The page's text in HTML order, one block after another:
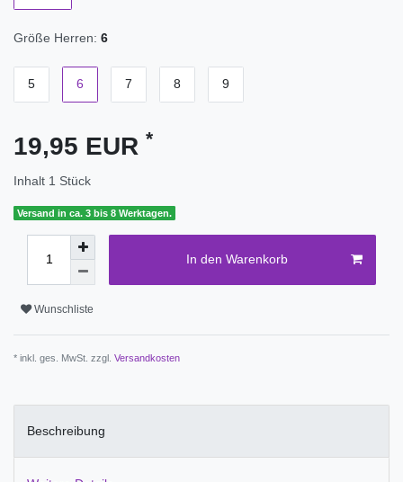
Größe Herren: 6
5 6 7 8 9
19,95 EUR *
Inhalt 1 Stück
Versand in ca. 3 bis 8 Werktagen.
In den Warenkorb
Wunschliste
* inkl. ges. MwSt. zzgl. Versandkosten
Beschreibung